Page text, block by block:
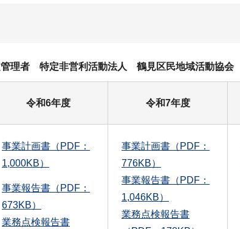
理者 特定非営利活動法人 鶴見区民地域活動協会
令和6年度 令和7年度
事業計画書（PDF：
1,000KB）
事業報告書（PDF：
673KB）
業務点検報告書
事業計画書（PDF：
776KB）
事業報告書（PDF：
1,046KB）
業務点検報告書